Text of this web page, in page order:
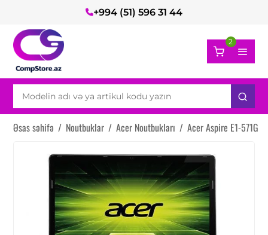
+994 (51) 596 31 44
2
Əsas səhifə / Noutbuklar / Acer Noutbukları / Acer Aspire E1-571G